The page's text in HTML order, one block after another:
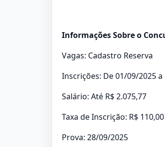
Informações Sobre o
Vagas: Cadastro Reserva
Inscrições: De 01/09/2025
Salário: Até R$ 2.075,77
Taxa de Inscrição: R$ 110,00
Prova: 28/09/2025